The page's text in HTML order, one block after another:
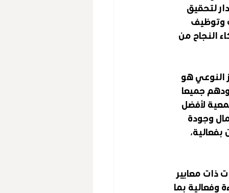
لتحقيق
وتوظيف
النجاح من
النوعي هو
جميعا
لأفضل
وجودة
ذات معايير
وفعالية بما